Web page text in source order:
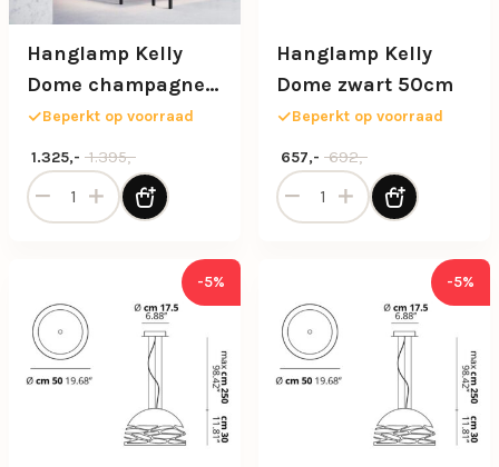
Hanglamp Kelly
Dome champagne
80cm
Beperkt op voorraad
1.395,-
Oorspronkelijke prijs was: 1.395,-.
1.325,-
Huidige prijs is: 1.325,-.
Hanglamp Kelly Dome champagne 80cm aantal
Hanglamp Kelly
Dome zwart 50cm
Beperkt op voorraad
692,-
Oorspronkelijke prijs was:
657,-
Huidige prijs is: 657,-.
Hanglamp Kelly Dome
-5% -5%